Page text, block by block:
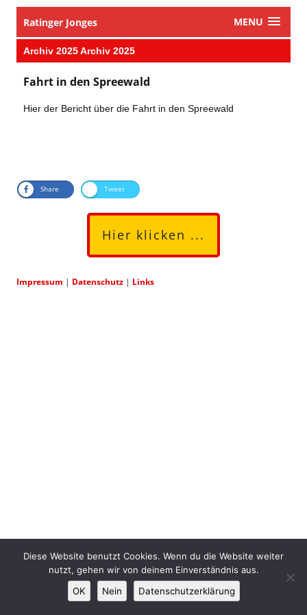
Ratinger Jonges MENU
Archiv 2025 Archiv 2025
Fahrt in den Spreewald
Hier der Bericht über die Fahrt in den Spreewald
Share Tweet
Hier klicken ...
Impressum | Datenschutz | Links
Diese Website benutzt Cookies. Wenn du die Website weiter
nutzt, gehen wir von deinem Einverständnis aus.
OK
Nein Datenschutzerklärung